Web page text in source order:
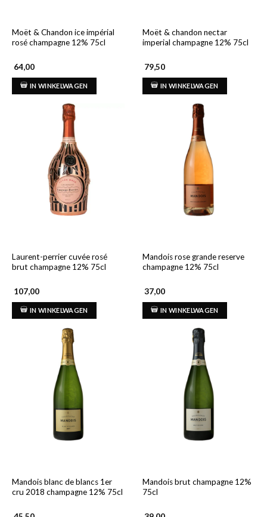
Moët & Chandon ice impérial
rosé champagne 12% 75cl
64,00
IN WINKELWAGEN
Moët & chandon nectar
imperial champagne 12% 75cl
79,50
IN WINKELWAGEN
Laurent-perrier cuvée rosé
brut champagne 12% 75cl
107,00
IN WINKELWAGEN
Mandois rose grande reserve
champagne 12% 75cl
37,00
IN WINKELWAGEN
Mandois blanc de blancs 1er
cru 2018 champagne 12% 75cl
Mandois brut champagne 12%
75cl